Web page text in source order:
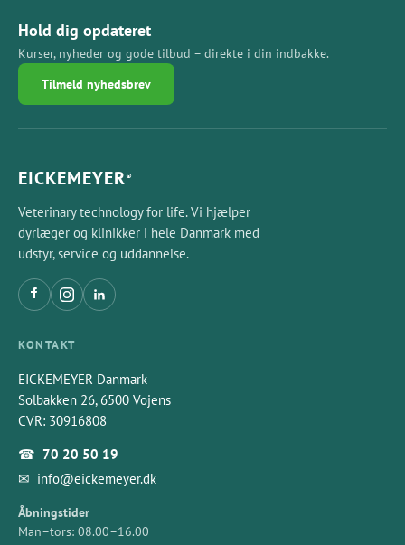
Hold dig opdateret
Kurser, nyheder og gode tilbud – direkte i din indbakke.
Tilmeld nyhedsbrev
EICKEMEYER®
Veterinary technology for life. Vi hjælper
dyrlæger og klinikker i hele Danmark med
udstyr, service og uddannelse.
KONTAKT
EICKEMEYER Danmark
Solbakken 26, 6500 Vojens
CVR: 30916808
☎ 70 20 50 19
✉ info@eickemeyer.dk
Åbningstider
Man–tors: 08.00–16.00